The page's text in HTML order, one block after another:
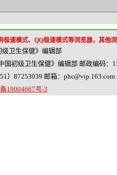
速模式、QQ极速模式等浏览器，其他
卫生保健》编辑部
初级卫生保健》编辑部 邮政编码：
）87253039 邮箱：phc@vip.163.com
19004667号-3